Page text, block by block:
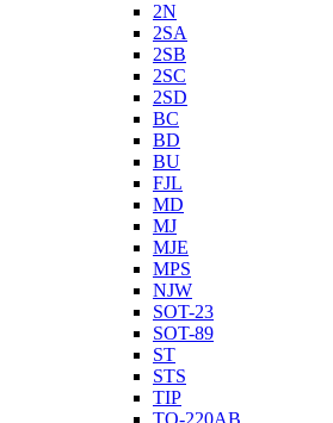
2N
2SA
2SB
2SC
2SD
BC
BD
BU
FJL
MD
MJ
MJE
MPS
NJW
SOT-23
SOT-89
ST
STS
TIP